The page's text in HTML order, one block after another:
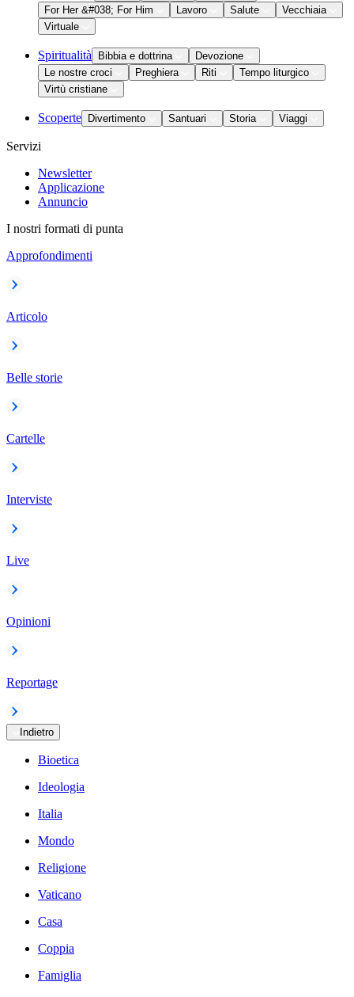
For Her &#038; For Him
Lavoro Salute
Vecchiaia
Virtuale
Spiritualità Bibbia e dottrina
Devozione
Le nostre croci
Preghiera Riti
Tempo liturgico
Virtù cristiane
Scoperte Divertimento Santuari Storia Viaggi
Servizi
Newsletter
Applicazione
Annuncio
I nostri formati di punta
Approfondimenti
Articolo
Belle storie
Cartelle
Interviste
Live
Opinioni
Reportage
Indietro
Bioetica
Ideologia
Italia
Mondo
Religione
Vaticano
Casa
Coppia
Famiglia